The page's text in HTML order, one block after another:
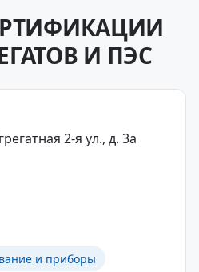
И ПЭС
2-я ул., д. 3а
и приборы